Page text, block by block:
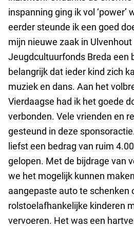
inspanning ging ik vol ‘power’
eerder steunde ik een goed
mijn nieuwe zaak in
Jeugdcultuurfonds Breda een
belangrijk dat ieder kind zich
muziek en dans. Aan het
Vierdaagse had ik het goede
verbonden. Vele vrienden en
gesteund in deze
liefst een bedrag van ruim
gelopen. Met de bijdrage van
we het mogelijk kunnen
aangepaste auto te schenken
rolstoelafhankelijke kinderen
vervoeren. Het was een